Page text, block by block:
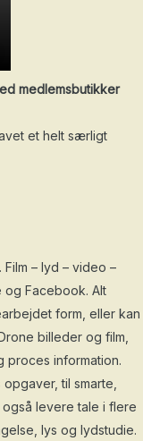
medlemsbutikker
et helt særligt
– lyd – video –
og Facebook. Alt
form, eller kan
billeder og film,
proces information.
til smarte,
levere tale i flere
lys og lydstudie.